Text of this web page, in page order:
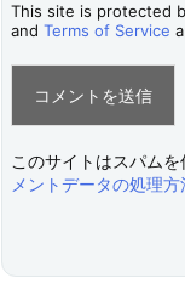
This site is protected
and Terms of Service
このサイトはスパム
メントデータの処理